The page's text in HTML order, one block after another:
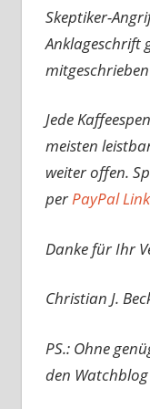
Skeptiker-
Anklageschrift
Jede
meisten
weiter offen.
perPayPal Link
Danke für Ihr
Christian J.
PS.: Ohne
den